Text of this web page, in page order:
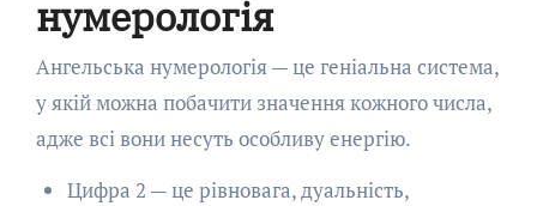
нумерологія
Ангельська нумерологія — це геніальна система,
у якій можна побачити значення кожного числа,
адже всі вони несуть особливу енергію.
Цифра 2 — це рівновага, дуальність,